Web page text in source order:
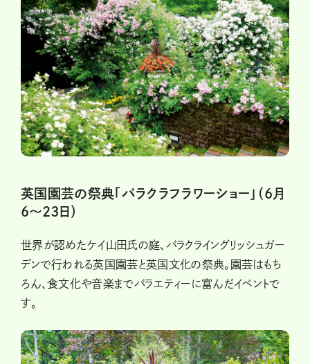
英国園芸の祭典「バラクラフラワーショー」（6月
6～23日）
世界が認めたケイ山田氏の庭、バラクライングリッシュガー
デンで行われる英国園芸と英国文化の祭典。園芸はもち
ろん、食文化や音楽までバラエティーに富んだイベントで
す。